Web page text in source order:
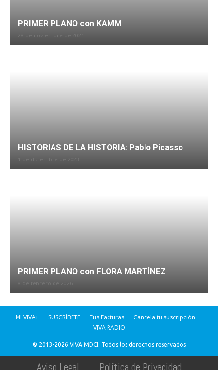
PRIMER PLANO con KAMM
28 de noviembre de 2021
HISTORIAS DE LA HISTORIA: Pablo Picasso
1 de diciembre de 2023
PRIMER PLANO con FLORA MARTÍNEZ
MI VIVA+ SUSCRÍBETE Tus Facturas
Cancela tu suscripción
VIVA RADIO
© 2013-2026 VIVA MDCI. Todos los derechos reservados
Aviso Legal Política de Privacidad